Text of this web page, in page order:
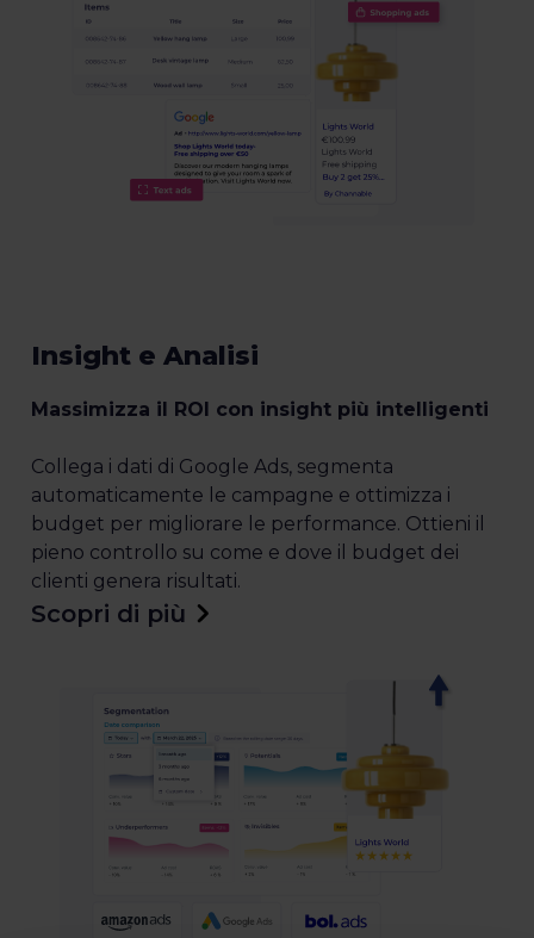
Insight e Analisi
Massimizza il ROI con insight più intelligenti
Collega i dati di Google Ads, segmenta
automaticamente le campagne e ottimizza i
budget per migliorare le performance. Ottieni il
pieno controllo su come e dove il budget dei
clienti genera risultati.
Scopri di più